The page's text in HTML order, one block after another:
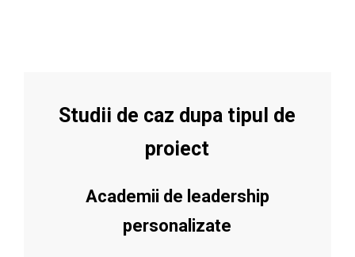
Studii de caz dupa tipul de
proiect
Academii de leadership
personalizate